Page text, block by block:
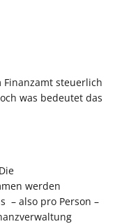
Finanzamt steuerlich
was bedeutet das
werden
– also pro Person –